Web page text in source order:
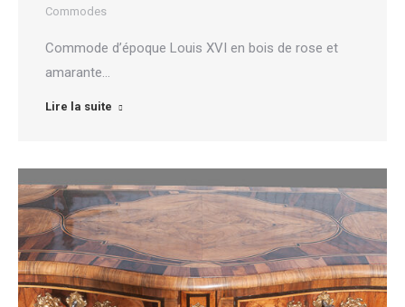
Commodes
Commode d’époque Louis XVI en bois de rose et
amarante…
Lire la suite